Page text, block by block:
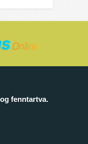
fenntartva.